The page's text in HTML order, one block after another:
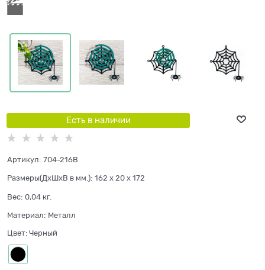
Есть в наличии
Артикул: 704-216B
Размеры(ДхШхВ в мм.): 162 x 20 x 172
Вес: 0,04 кг.
Материал: Металл
Цвет: Черный